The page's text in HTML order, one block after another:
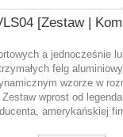
[Zestaw |
a jednocześnie
felg
wzorze w
wprost od
amerykańskiej